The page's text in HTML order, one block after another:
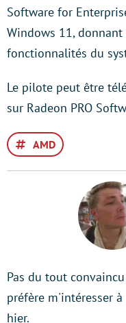
Software for
Windows 11, donnant
fonctionnalités du
Le pilote peut être
sur Radeon PRO
AMD
Pas du tout
préfère m'intéresser
hier.